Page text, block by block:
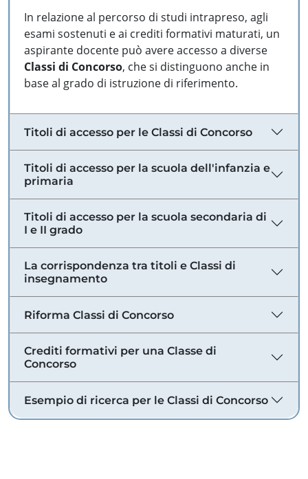
In relazione al percorso di studi intrapreso, agli
esami sostenuti e ai crediti formativi maturati, un
aspirante docente può avere accesso a diverse
Classi di Concorso, che si distinguono anche in
base al grado di istruzione di riferimento.
Titoli di accesso per le Classi di Concorso
Titoli di accesso per la scuola dell'infanzia e
primaria
Titoli di accesso per la scuola secondaria di
I e II grado
La corrispondenza tra titoli e Classi di
insegnamento
Riforma Classi di Concorso
Crediti formativi per una Classe di
Concorso
Esempio di ricerca per le Classi di Concorso